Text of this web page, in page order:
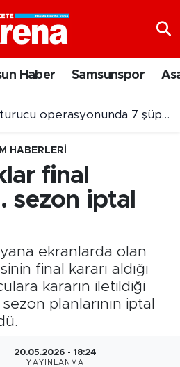
Haber Samsunspor
7 şüpheli cezaevine gönderildi
HABERLERI
final
sezon iptal
ekranlarda olan
final kararı aldığı
kararın iletildiği
planlarının iptal
20.05.2026 - 18:24
YAYINLANMA
Vakitleri
ve Fikstür